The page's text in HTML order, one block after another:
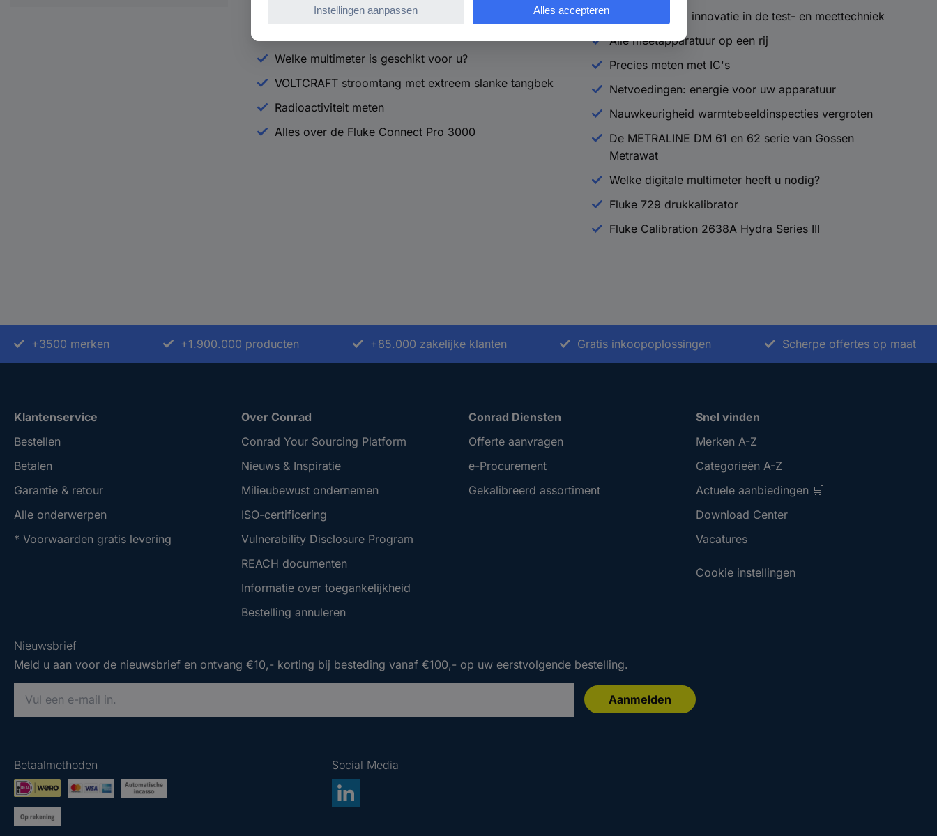
Onmisbare tools van Fluke
Welke multimeter is geschikt voor u?
VOLTCRAFT stroomtang met extreem slanke tangbek
Radioactiviteit meten
Alles over de Fluke Connect Pro 3000
Fluke Connect: innovatie in de test- en meettechniek
Alle meetapparatuur op een rij
Precies meten met IC's
Netvoedingen: energie voor uw apparatuur
Nauwkeurigheid warmtebeeldinspecties vergroten
De METRALINE DM 61 en 62 serie van Gossen
Metrawat
Welke digitale multimeter heeft u nodig?
Fluke 729 drukkalibrator
Fluke Calibration 2638A Hydra Series III
+3500 merken +1.900.000 producten +85.000 zakelijke klanten Gratis inkoopoplossingen Scherpe offertes op maat
Klantenservice
Bestellen
Betalen
Garantie & retour
Alle onderwerpen
* Voorwaarden gratis levering
Over Conrad
Conrad Your Sourcing Platform
Nieuws & Inspiratie
Milieubewust ondernemen
ISO-certificering
Vulnerability Disclosure Program
REACH documenten
Informatie over toegankelijkheid
Bestelling annuleren
Conrad Diensten
Offerte aanvragen
e-Procurement
Gekalibreerd assortiment
Snel vinden
Merken A-Z
Categorieën A-Z
Actuele aanbiedingen 🛒
Download Center
Vacatures
Cookie instellingen
Nieuwsbrief
Meld u aan voor de nieuwsbrief en ontvang €10,- korting bij besteding vanaf €100,- op uw eerstvolgende bestelling.
e
e
n
g
Aanmelden
Meld u aan voor de nieuwsbrief en ontvang €10,- korting bij besteding vanaf €100,- op uw eerstvolgende bestelling.
V
o
Meld u aan voor de nieuwsbrief en ontvang €10,- korting bij besteding vanaf €100,- op uw eerstvolgende bestelling.
V
o
Betaalmethoden Social Media